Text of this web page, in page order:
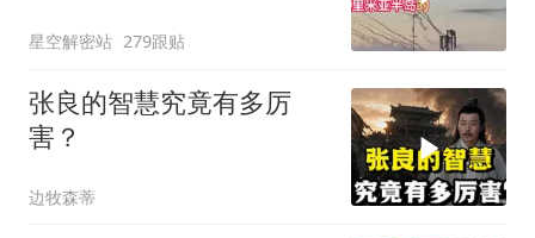
家”？
星空解密站 279跟贴
张良的智慧究竟有多厉
害？
边牧森蒂